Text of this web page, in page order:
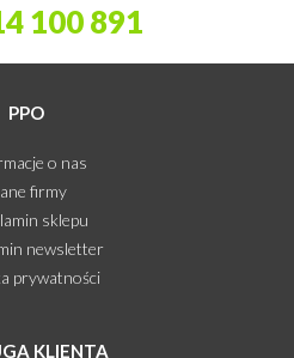
100 891
PPO
o nas
firmy
sklepu
newsletter
prywatności
KLIENTA